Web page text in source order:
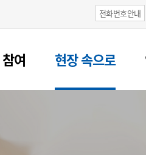
전화번호안내
여 현장 속으로